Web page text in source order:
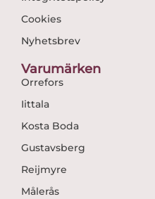
Cookies
Nyhetsbrev
Varumärken
Orrefors
Iittala
Kosta Boda
Gustavsberg
Reijmyre
Målerås